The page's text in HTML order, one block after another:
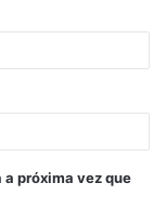
próxima vez que